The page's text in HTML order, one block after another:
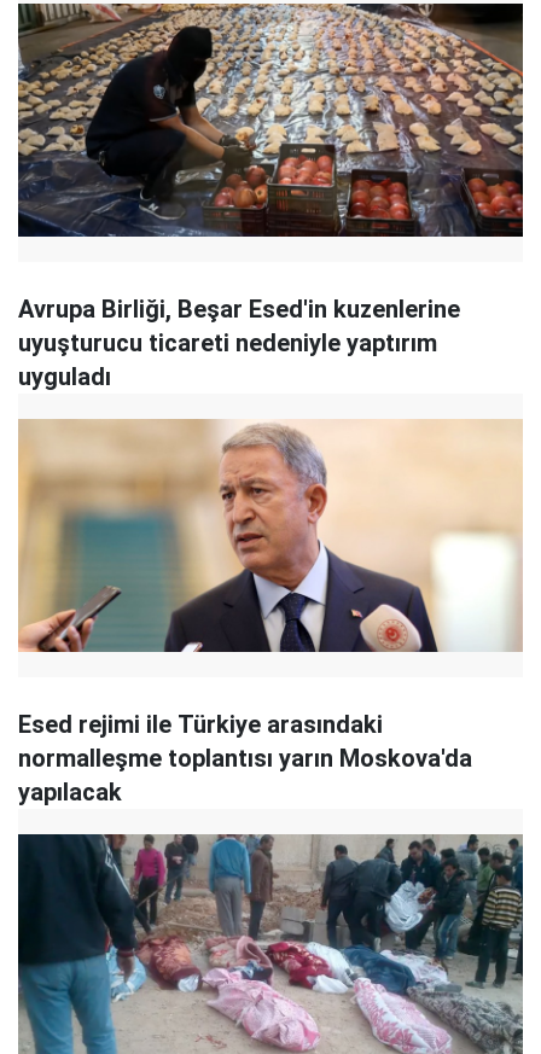
Avrupa Birliği, Beşar Esed'in kuzenlerine
uyuşturucu ticareti nedeniyle yaptırım
uyguladı
Esed rejimi ile Türkiye arasındaki
normalleşme toplantısı yarın Moskova'da
yapılacak